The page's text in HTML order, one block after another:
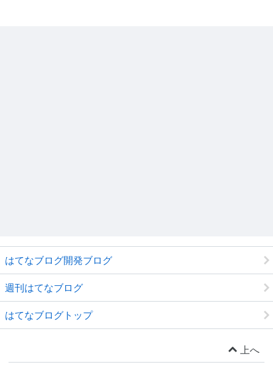
はてなブログ開発ブログ
週刊はてなブログ
はてなブログトップ
上へ